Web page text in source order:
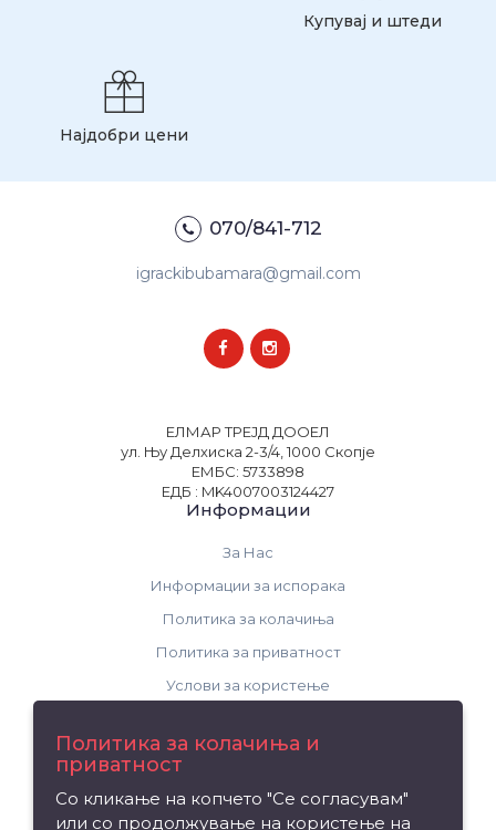
Купувај и штеди
Најдобри цени
070/841-712
igrackibubamara@gmail.com
ЕЛМАР ТРЕЈД ДООЕЛ
ул. Њу Делхиска 2-3/4, 1000 Скопје
ЕМБС: 5733898
ЕДБ : MK4007003124427
Информации
За Нас
Информации за испорака
Политика за колачиња
Политика за приватност
Услови за користење
Рекламација на производ
Политика за колачиња и
приватност
Со кликање на копчето "Се согласувам"
или со продолжување на користење на